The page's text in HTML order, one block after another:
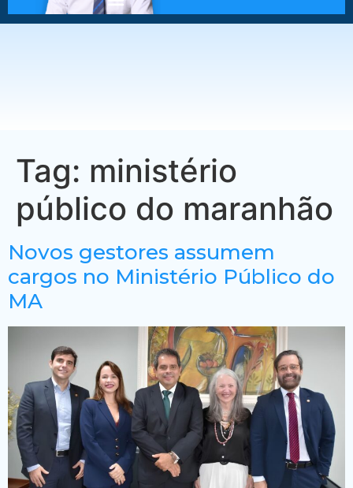
Tag: ministério
público do maranhão
Novos gestores assumem
cargos no Ministério Público do
MA